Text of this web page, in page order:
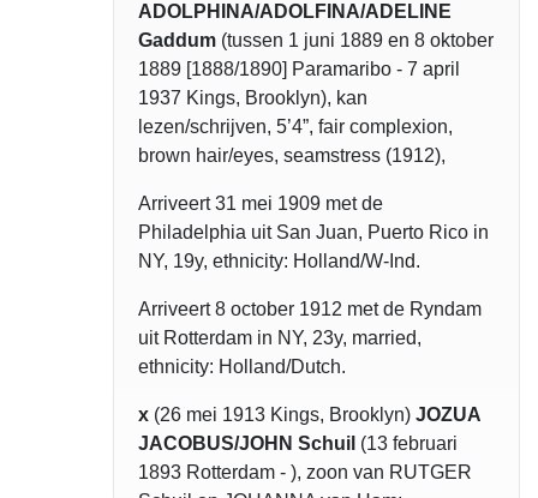
ADOLPHINA/ADOLFINA/ADELINE
Gaddum (tussen 1 juni 1889 en 8 oktober
1889 [1888/1890] Paramaribo - 7 april
1937 Kings, Brooklyn), kan
lezen/schrijven, 5’4”, fair complexion,
brown hair/eyes, seamstress (1912),
Arriveert 31 mei 1909 met de
Philadelphia uit San Juan, Puerto Rico in
NY, 19y, ethnicity: Holland/W-Ind.
Arriveert 8 october 1912 met de Ryndam
uit Rotterdam in NY, 23y, married,
ethnicity: Holland/Dutch.
x (26 mei 1913 Kings, Brooklyn) JOZUA
JACOBUS/JOHN Schuil (13 februari
1893 Rotterdam - ), zoon van RUTGER